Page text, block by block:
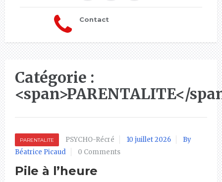
Contact
Catégorie :
<span>PARENTALITE</
PARENTALITE PSYCHO-Récré 10 juillet 2026
By
Béatrice Picaud
0 Comments
Pile à l’heure